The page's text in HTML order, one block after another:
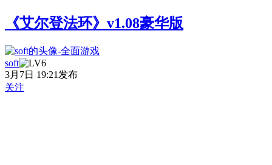
《艾尔登法环》v1.08豪华版
soft
3月7日 19:21发布
关注